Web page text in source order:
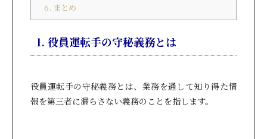
6. まとめ
1. 役員運転手の守秘義務とは
役員運転手の守秘義務とは、業務を通して知り得た情
報を第三者に漏らさない義務のことを指します。